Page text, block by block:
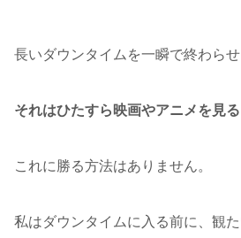
長いダウンタイムを一瞬で終わらせ
それはひたすら映画やアニメを見る
これに勝る方法はありません。
私はダウンタイムに入る前に、観